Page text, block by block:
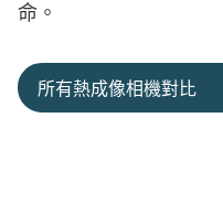
命。
所有熱成像相機對比